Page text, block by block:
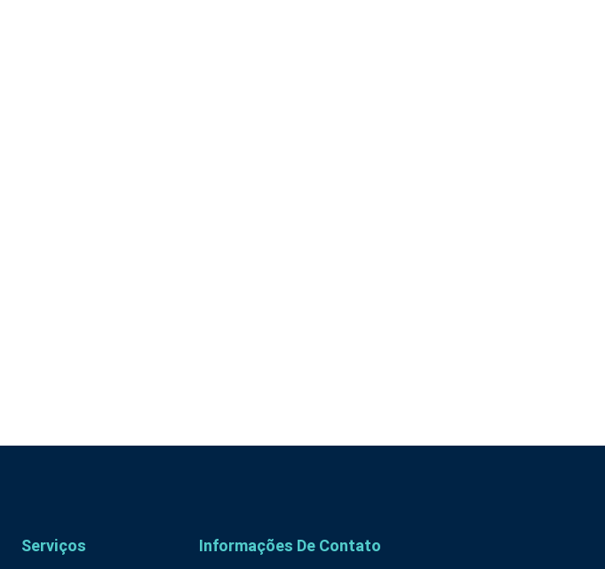
Serviços Informações De Contato